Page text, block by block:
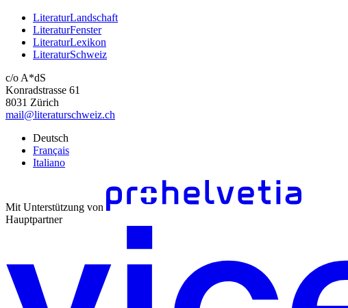
LiteraturLandschaft
LiteraturFenster
LiteraturLexikon
LiteraturSchweiz
c/o A*dS
Konradstrasse 61
8031 Zürich
mail@literaturschweiz.ch
Deutsch
Français
Italiano
Mit Unterstützung von
Hauptpartner